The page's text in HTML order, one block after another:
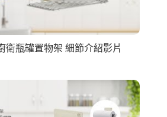
衛瓶罐置物架 細節介紹影片